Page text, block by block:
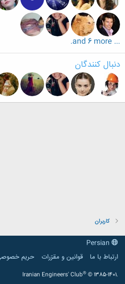
... and 6 more.
دنبال کنندگان
کاربران
ارتباط با ما
قوانین و مقرّرات حریم
Iranian Engineers' Club® © 1385-1401.